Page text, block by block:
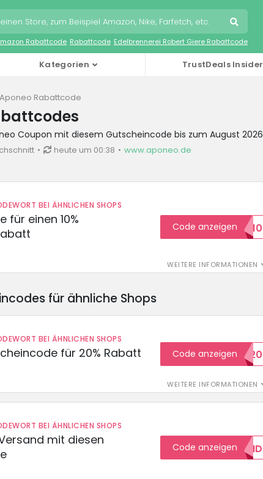
Rabattcode Rabattcode Edelbrennerei Robert Giere Rabattcode
Kategorien TrustDeals Insider
Aponeo Rabattcode
Coupon mit diesem Gutscheincode bis zum August 2026
heute um 00:38 www.aponeo.de
BEI ÄHNLICHEN SHOPS
für einen 10%
WEITERE INFORMATIONEN
Code anzeigenHELLO10
für ähnliche Shops
BEI ÄHNLICHEN SHOPS
für 20% Rabatt
WEITERE INFORMATIONEN
Code anzeigen
WELCOME20
BEI ÄHNLICHEN SHOPS
mit diesen
Code anzeigen
GRATISVERSAND